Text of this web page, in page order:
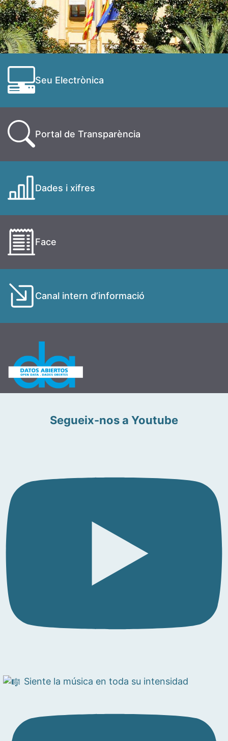
Seu Electrònica
Portal de Transparència
Dades i xifres
Face
Canal intern d’informació
Segueix-nos a Youtube
Siente la música en toda su intensidad